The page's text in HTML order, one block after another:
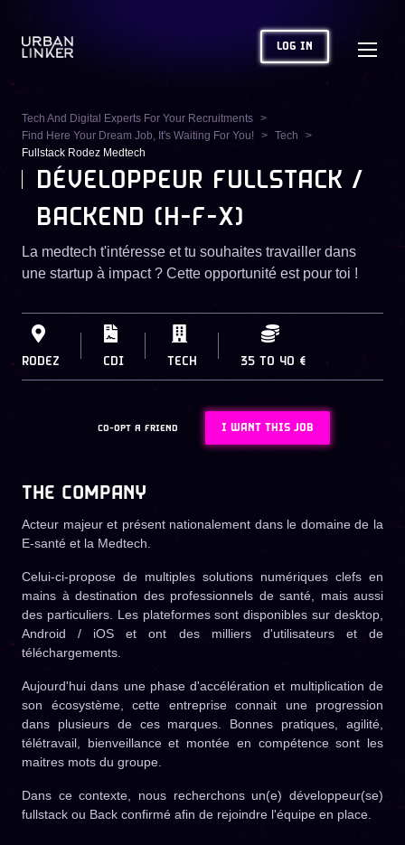
LOG IN
Tech And Digital Experts For Your Recruitments
Find Here Your Dream Job, It's Waiting For You!
Tech
Fullstack Rodez Medtech
DÉVELOPPEUR FULLSTACK /
BACKEND (H-F-X)
La medtech t'intéresse et tu souhaites travailler dans
une startup à impact ? Cette opportunité est pour toi !
RODEZ CDI TECH 35 TO 40 €
CO-OPT A FRIEND I WANT THIS JOB
THE COMPANY
Acteur majeur et présent nationalement dans le domaine de la
E-santé et la Medtech.
Celui-ci-propose de multiples solutions numériques clefs en
mains à destination des professionnels de santé, mais aussi
des particuliers. Les plateformes sont disponibles sur desktop,
Android / iOS et ont des milliers d'utilisateurs et de
téléchargements.
Aujourd'hui dans une phase d'accélération et multiplication de
son écosystème, cette entreprise connait une progression
dans plusieurs de ces marques. Bonnes pratiques, agilité,
télétravail, bienveillance et montée en compétence sont les
maitres mots du groupe.
Dans ce contexte, nous recherchons un(e) développeur(se)
fullstack ou Back confirmé afin de rejoindre l'équipe en place.